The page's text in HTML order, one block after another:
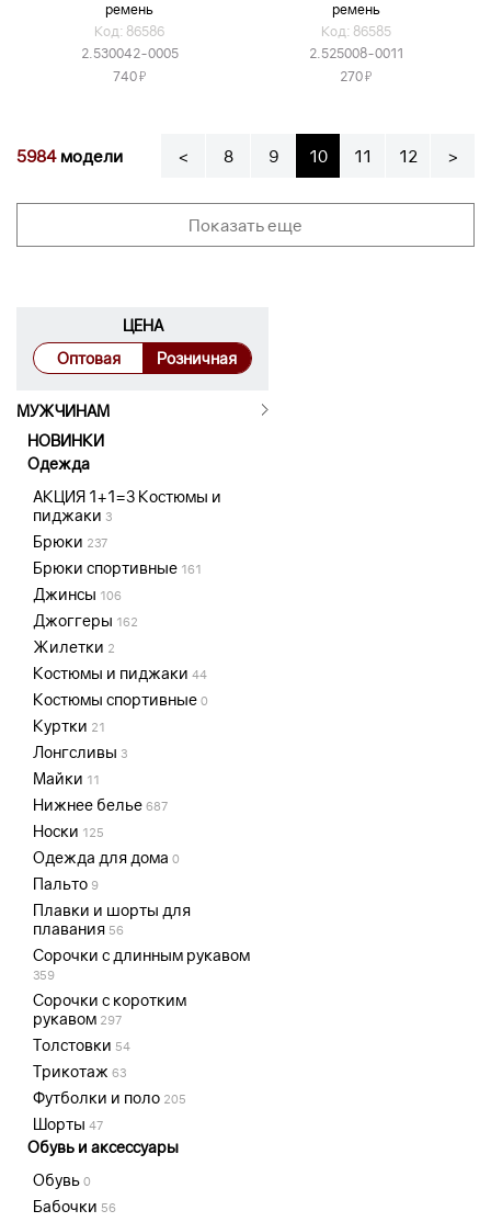
ремень
Код: 86586
2.530042-0005
740Я
ремень
Код: 86585
2.525008-0011
270Я
5984модели < 8 9 10 11 12 >
Показать еще
ЦЕНА
Оптовая
Розничная
МУЖЧИНАМ
НОВИНКИ
Одежда
АКЦИЯ 1+1=3 Костюмы и
пиджаки 3
Брюки 237
Брюки спортивные 161
Джинсы 106
Джоггеры 162
Жилетки 2
Костюмы и пиджаки 44
Костюмы спортивные 0
Куртки 21
Лонгсливы 3
Майки 11
Нижнее белье 687
Носки 125
Одежда для дома 0
Пальто 9
Плавки и шорты для
плавания 56
Сорочки с длинным рукавом
359
Сорочки с коротким
рукавом 297
Толстовки 54
Трикотаж 63
Футболки и поло 205
Шорты 47
Обувь и аксессуары
Обувь 0
Бабочки 56